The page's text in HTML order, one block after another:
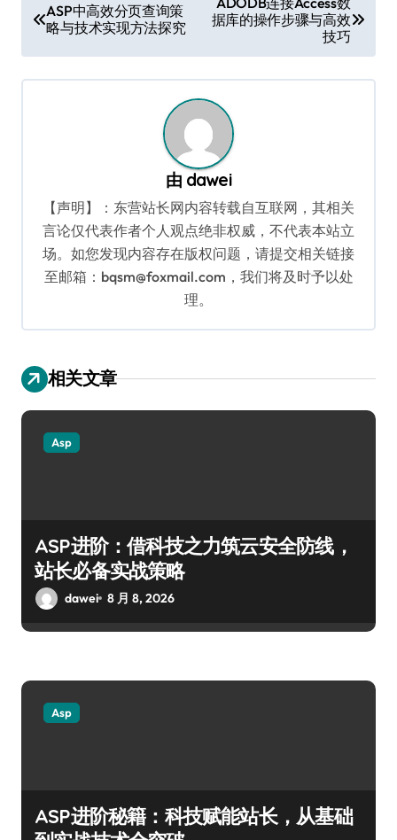
章
导
航
ASP中高效分页查询策
略与技术实现方法探究
据库的操作步骤与高效
技巧
由 dawei
【声明】：东营站长网内容转载自互联网，其相关
言论仅代表作者个人观点绝非权威，不代表本站立
场。如您发现内容存在版权问题，请提交相关链接
至邮箱：bqsm@foxmail.com，我们将及时予以处
理。
相关文章
Asp
ASP进阶：借科技之力筑云安全防线，
站长必备实战策略
dawei 8 月 8, 2026
Asp
ASP进阶秘籍：科技赋能站长，从基础